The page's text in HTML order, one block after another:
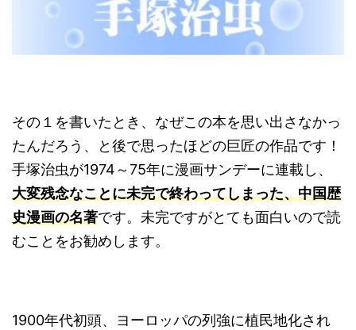
その１を書いたとき、なぜこの本を思い出さなかっ
たんだろう、と後で思ったほどの巨匠の作品です！
手塚治虫が1974～75年に漫画サンデーに連載し、
大変残念なことに未完で終わってしまった、中国歴
史漫画の名著です。未完ですがとても面白いので読
むことをお勧めします。
1900年代初頭、ヨーロッパの列強に植民地化され